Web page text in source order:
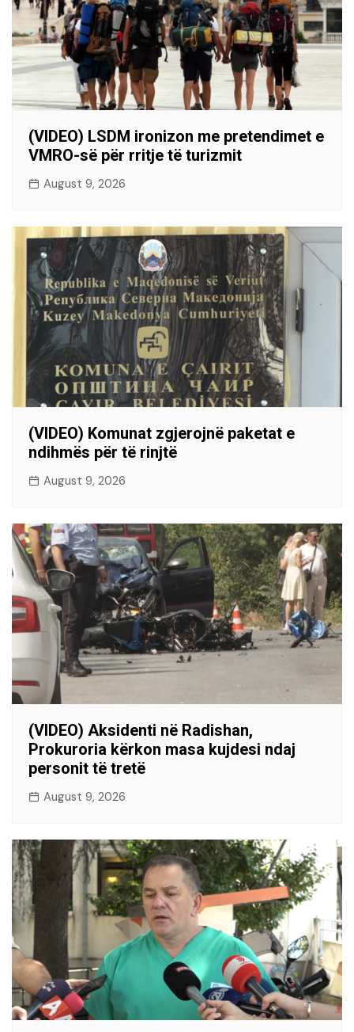
(VIDEO) LSDM ironizon me pretendimet e
VMRO-së për rritje të turizmit
August 9, 2026
(VIDEO) Komunat zgjerojnë paketat e
ndihmës për të rinjtë
August 9, 2026
(VIDEO) Aksidenti në Radishan,
Prokuroria kërkon masa kujdesi ndaj
personit të tretë
August 9, 2026